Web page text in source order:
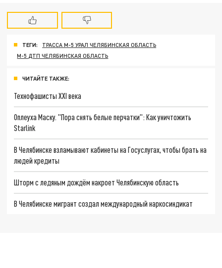
ТЕГИ:
ТРАССА М-5 УРАЛ ЧЕЛЯБИНСКАЯ ОБЛАСТЬ
М-5 ДТП ЧЕЛЯБИНСКАЯ ОБЛАСТЬ
ЧИТАЙТЕ ТАКЖЕ:
Технофашисты XXI века
Оплеуха Маску. "Пора снять белые перчатки": Как уничтожить
Starlink
В Челябинске взламывают кабинеты на Госуслугах, чтобы брать на
людей кредиты
Шторм с ледяным дождём накроет Челябинскую область
В Челябинске мигрант создал международный наркосиндикат